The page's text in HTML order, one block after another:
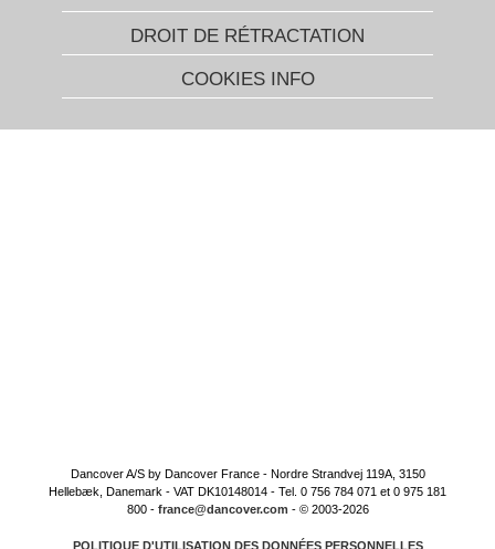
DROIT DE RÉTRACTATION
COOKIES INFO
Dancover A/S by Dancover France - Nordre Strandvej 119A, 3150
Hellebæk, Danemark - VAT DK10148014 - Tel. 0 756 784 071 et 0 975 181
800 - france@dancover.com - © 2003-2026
POLITIQUE D'UTILISATION DES DONNÉES PERSONNELLES